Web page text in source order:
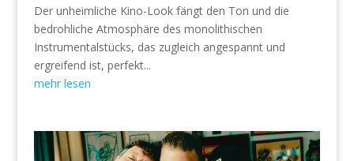
Der unheimliche Kino-Look fängt den Ton und die
bedrohliche Atmosphäre des monolithischen
Instrumentalstücks, das zugleich angespannt und
ergreifend ist, perfekt...
mehr lesen